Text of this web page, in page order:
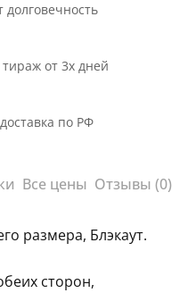
долговечность
от 3х дней
по РФ
Все цены Отзывы (0)
размера, Блэкаут.
сторон,